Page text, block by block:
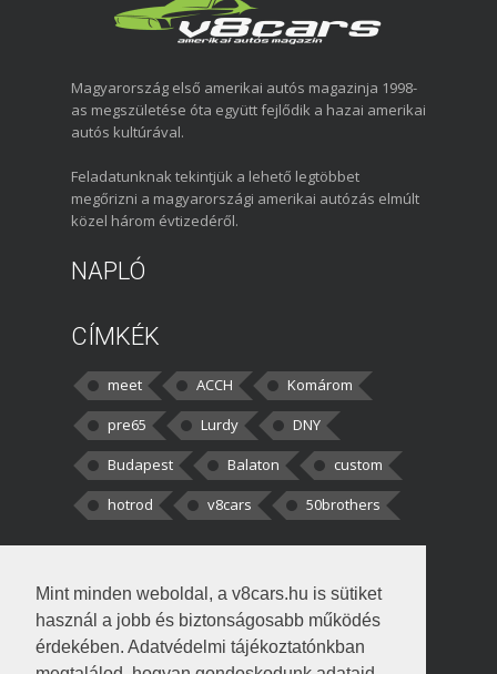
Mint minden weboldal, a v8cars.hu is sütiket
használ a jobb és biztonságosabb működés
érdekében. Adatvédelmi tájékoztatónkban
Magyarország első amerikai autós magazinja 1998-
as megszületése óta együtt fejlődik a hazai amerikai
autós kultúrával.
Feladatunknak tekintjük a lehető legtöbbet
megőrizni a magyarországi amerikai autózás elmúlt
közel három évtizedéről.
NAPLÓ
CÍMKÉK
meet ACCH
Komárom
pre65
Lurdy
DNY
Budapest
Balaton
custom
hotrod
v8cars 50brothers
kortisz:Elszúrtam! Én csak két
darabbaal számoltam. Nem tudtam, hogy fél autót,